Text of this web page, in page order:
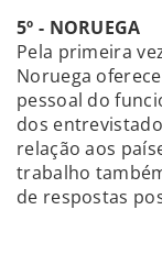
5º - NORUEGA
Pela primeira
Noruega
pessoal do
dos
relação aos
trabalho
de respostas